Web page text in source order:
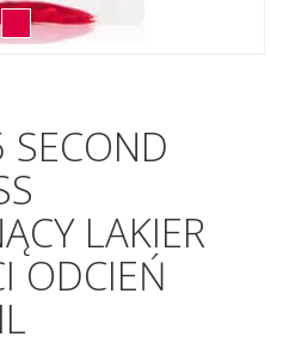
SECOND
LAKIER
ODCIEŃ